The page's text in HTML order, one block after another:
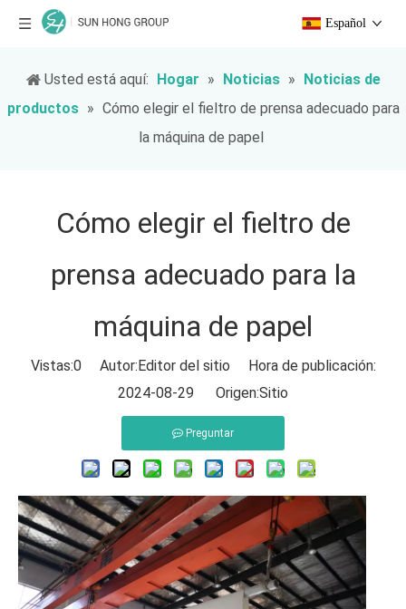
Español
Usted está aquí: Hogar » Noticias » Noticias de
productos » Cómo elegir el fieltro de prensa adecuado para
la máquina de papel
Cómo elegir el fieltro de
prensa adecuado para la
máquina de papel
Vistas:0Autor:Editor del sitio Hora de publicación:
2024-08-29 Origen:Sitio
Preguntar